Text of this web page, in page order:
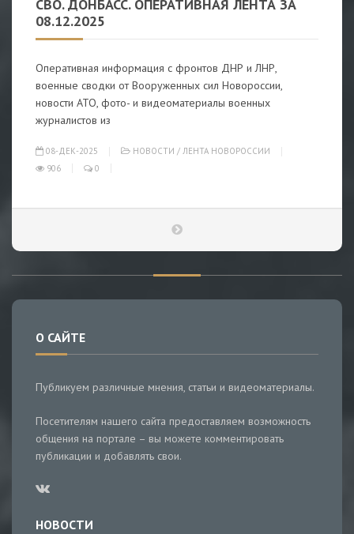
СВО. ДОНБАСС. ОПЕРАТИВНАЯ ЛЕНТА ЗА
08.12.2025
Оперативная информация с фронтов ДНР и ЛНР,
военные сводки от Вооруженных сил Новороссии,
новости АТО, фото- и видеоматериалы военных
журналистов из
08-ДЕК-2025 НОВОСТИ / ЛЕНТА НОВОРОССИИ
906
0
О САЙТЕ
Публикуем различные мнения, статьи и видеоматериалы.
Посетителям нашего сайта предоставляем возможность
общения на портале – вы можете комментировать
публикации и добавлять свои.
НОВОСТИ